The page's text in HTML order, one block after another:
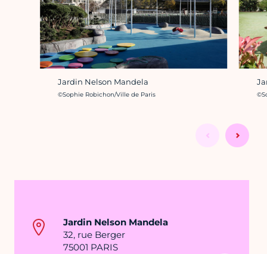
Jardin Nelson Mandela
Crédit photo :
©Sophie Robichon/Ville de Paris
Jardin Nelson Mandela
32, rue Berger
75001 PARIS